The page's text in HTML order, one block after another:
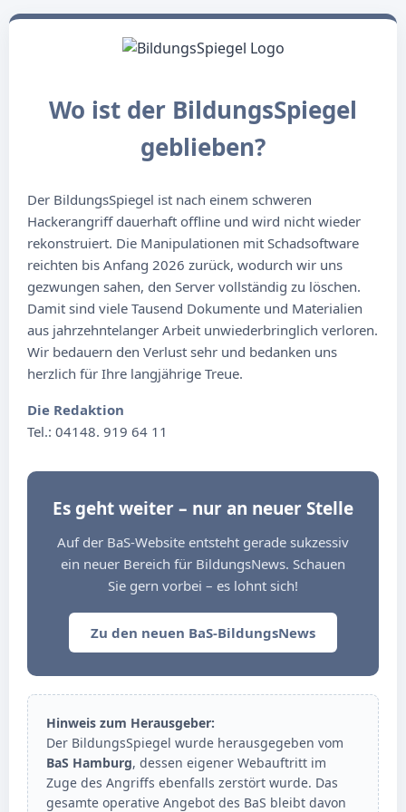
Wo ist der BildungsSpiegel
geblieben?
Der BildungsSpiegel ist nach einem schweren
Hackerangriff dauerhaft offline und wird nicht wieder
rekonstruiert. Die Manipulationen mit Schadsoftware
reichten bis Anfang 2026 zurück, wodurch wir uns
gezwungen sahen, den Server vollständig zu löschen.
Damit sind viele Tausend Dokumente und Materialien
aus jahrzehntelanger Arbeit unwiederbringlich verloren.
Wir bedauern den Verlust sehr und bedanken uns
herzlich für Ihre langjährige Treue.
Die Redaktion
Tel.: 04148. 919 64 11
Es geht weiter – nur an neuer Stelle
Auf der BaS-Website entsteht gerade sukzessiv
ein neuer Bereich für BildungsNews. Schauen
Sie gern vorbei – es lohnt sich!
Zu den neuen BaS-BildungsNews
Hinweis zum Herausgeber:
Der BildungsSpiegel wurde herausgegeben vom
BaS Hamburg, dessen eigener Webauftritt im
Zuge des Angriffs ebenfalls zerstört wurde. Das
gesamte operative Angebot des BaS bleibt davon